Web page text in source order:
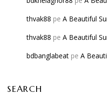
thvak88 pe A Beautiful
thvak88 pe A Beautiful
bdbanglabeat pe A
SEARCH